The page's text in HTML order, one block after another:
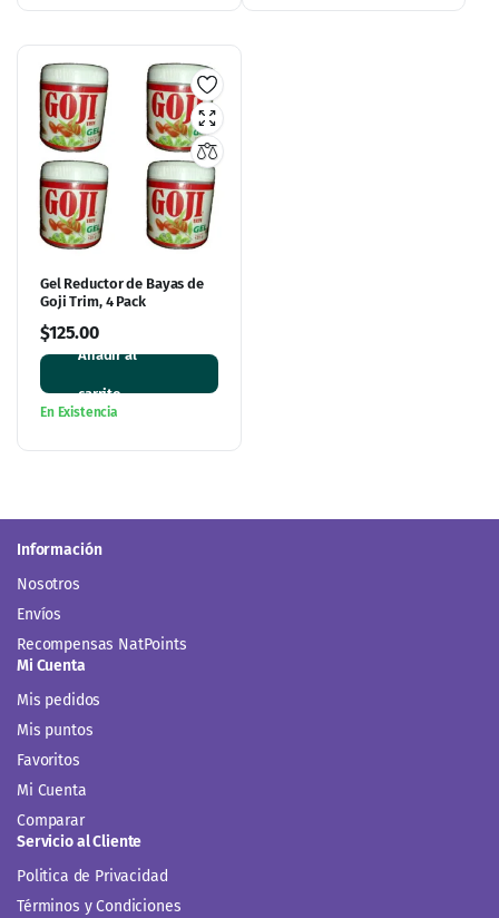
Gel Reductor de Bayas de
Goji Trim, 4 Pack
Añadir al
carrito
En Existencia
Información
Nosotros
Envíos
Recompensas NatPoints
Mi Cuenta
Mis pedidos
Mis puntos
Favoritos
Mi Cuenta
Comparar
Servicio al Cliente
Politica de Privacidad
Términos y Condiciones